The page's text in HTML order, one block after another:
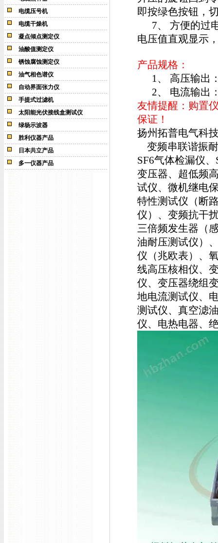
电缆压号机
电缆干燥机
凝点倾点测定仪
油酸值测定仪
锈蚀腐蚀测定仪
油气相色谱仪
自动界面张力仪
手提式过滤机
太阳能光伏接线盒测试仪
绿杨示波器
胜利仪器产品
日本共立产品
多一仪器产品
即按绿色按钮，
7、 方便的过
电压值直观显示
产品规格：
1、 高压输
2、 电流输出
友情提醒：购置
保证！
扬州拓普电气科
变频串联谐振
SF6气体检漏仪
变压器、超低频
试仪、微机继电
特性测试仪（断
仪）、变频抗干
三倍频发生器（
油耐压测试仪）
仪（兆欧表）、
线高压核相仪、
仪、变压器绕组
地电流测试仪、
测试仪、真空滤
仪、电热电器、